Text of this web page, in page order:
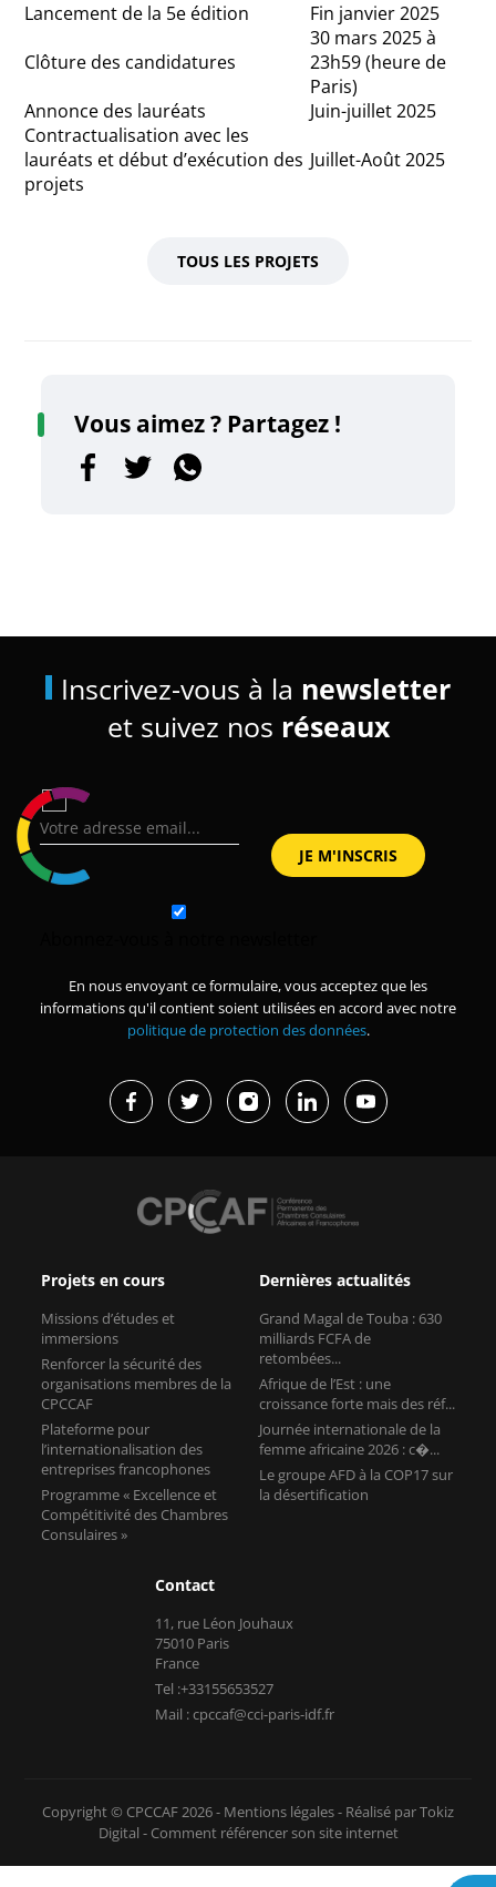
Lancement de la 5e édition
Fin janvier 2025
Clôture des candidatures
30 mars 2025 à
23h59 (heure de
Paris)
Annonce des lauréats
Juin-juillet 2025
Contractualisation avec les
lauréats et début d’exécution des
projets
Juillet-Août 2025
TOUS LES PROJETS
Vous aimez ? Partagez !
Inscrivez-vous à la newsletter
et suivez nos réseaux
En nous envoyant ce formulaire, vous acceptez que les
informations qu'il contient soient utilisées en accord avec notre
politique de protection des données.
Projets en cours
Missions d’études et
immersions
Renforcer la sécurité des
organisations membres de la
CPCCAF
Plateforme pour
l’internationalisation des
entreprises francophones
Programme « Excellence et
Compétitivité des Chambres
Consulaires »
Dernières actualités
Grand Magal de Touba : 630
milliards FCFA de
retombées...
Afrique de l’Est : une
croissance forte mais des réf...
Journée internationale de la
femme africaine 2026 : c�...
Le groupe AFD à la COP17 sur
la désertification
Contact
11, rue Léon Jouhaux
75010 Paris
France
Tel :+33155653527
Mail : cpccaf@cci-paris-idf.fr
Copyright © CPCCAF 2026 - Mentions légales- Réalisé par Tokiz
Digital - Comment référencer son site internet